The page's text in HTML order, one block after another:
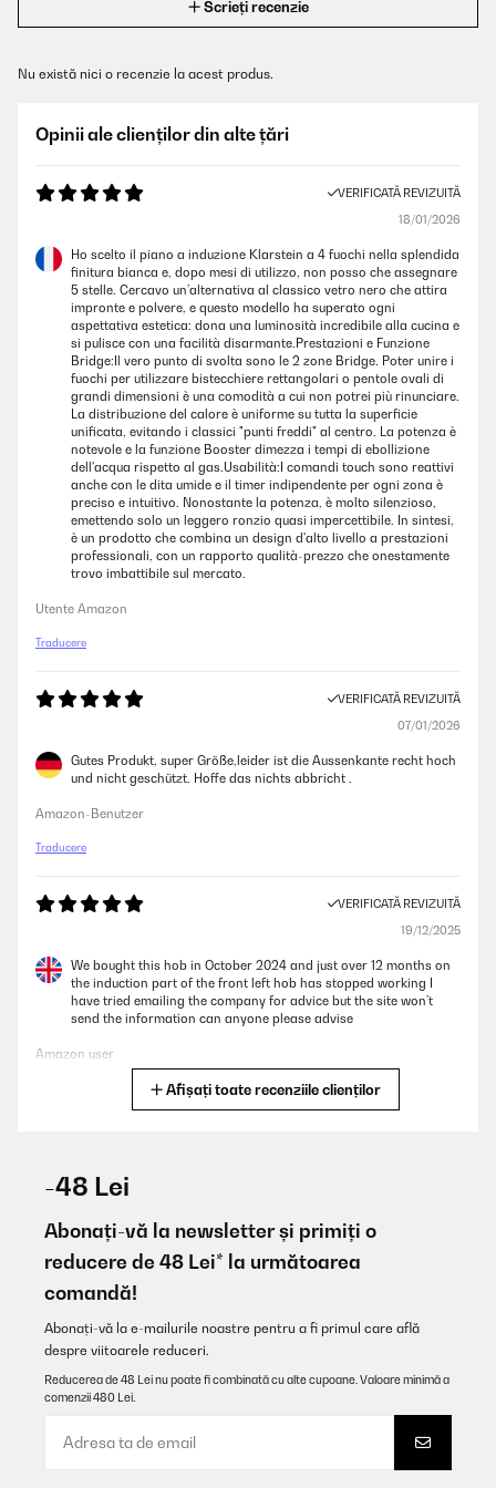
Scrieți recenzie
Nu există nici o recenzie la acest produs.
Opinii ale clienților din alte țări
VERIFICATĂ REVIZUITĂ
18/01/2026
Ho scelto il piano a induzione Klarstein a 4 fuochi nella splendida
finitura bianca e, dopo mesi di utilizzo, non posso che assegnare
5 stelle. Cercavo un’alternativa al classico vetro nero che attira
impronte e polvere, e questo modello ha superato ogni
aspettativa estetica: dona una luminosità incredibile alla cucina e
si pulisce con una facilità disarmante.Prestazioni e Funzione
Bridge:Il vero punto di svolta sono le 2 zone Bridge. Poter unire i
fuochi per utilizzare bistecchiere rettangolari o pentole ovali di
grandi dimensioni è una comodità a cui non potrei più rinunciare.
La distribuzione del calore è uniforme su tutta la superficie
unificata, evitando i classici "punti freddi" al centro. La potenza è
notevole e la funzione Booster dimezza i tempi di ebollizione
dell'acqua rispetto al gas.Usabilità:I comandi touch sono reattivi
anche con le dita umide e il timer indipendente per ogni zona è
preciso e intuitivo. Nonostante la potenza, è molto silenzioso,
emettendo solo un leggero ronzio quasi impercettibile. In sintesi,
è un prodotto che combina un design d'alto livello a prestazioni
professionali, con un rapporto qualità-prezzo che onestamente
trovo imbattibile sul mercato.
Utente Amazon
Traducere
VERIFICATĂ REVIZUITĂ
07/01/2026
Gutes Produkt, super Größe,leider ist die Aussenkante recht hoch
und nicht geschützt. Hoffe das nichts abbricht .
Amazon-Benutzer
Traducere
VERIFICATĂ REVIZUITĂ
19/12/2025
We bought this hob in October 2024 and just over 12 months on
the induction part of the front left hob has stopped working I
have tried emailing the company for advice but the site won’t
send the information can anyone please advise
Amazon user
Usuario/a de amazon
Traducere
Plaque induction multizone reçue à la date indiquée dans un colis
déjà préinstallé sous la plaque, ce qui n'est pas précisé par
Afișați toate recenziile clienților
-48 Lei
Abonați-vă la newsletter și primiți o
reducere de 48 Lei* la următoarea
comandă!
Abonați-vă la e-mailurile noastre pentru a fi primul care află
despre viitoarele reduceri.
Reducerea de 48 Lei nu poate fi combinată cu alte cupoane. Valoare minimă a
comenzii 480 Lei.